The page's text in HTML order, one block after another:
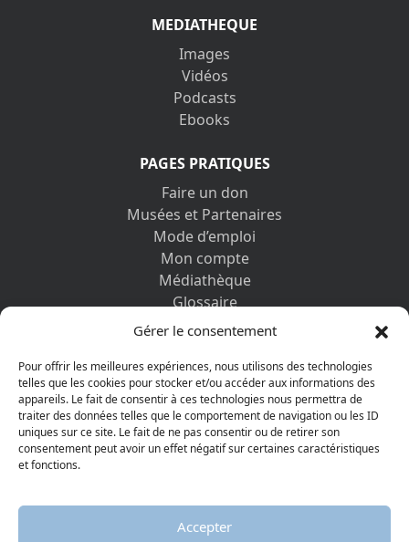
Gérer le consentement
Pour offrir les meilleures expériences, nous utilisons des technologies
telles que les cookies pour stocker et/ou accéder aux informations des
appareils. Le fait de consentir à ces technologies nous permettra de
traiter des données telles que le comportement de navigation ou les ID
uniques sur ce site. Le fait de ne pas consentir ou de retirer son
consentement peut avoir un effet négatif sur certaines caractéristiques
et fonctions.
Accepter
MEDIATHEQUE
Images
Vidéos
Podcasts
Ebooks
PAGES PRATIQUES
Faire un don
Musées et Partenaires
Mode d’emploi
Mon compte
Médiathèque
Glossaire
Contactez-nous
Vos informations personnelles et cookies
DÉCOUVRIR AUSSI